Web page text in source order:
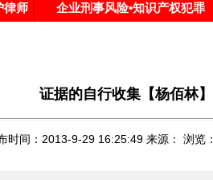
律师 企业刑事风险•知识产权犯罪
证据的自行收集【杨佰林】
时间：2013-9-29 16:25:49 来源： 浏览：